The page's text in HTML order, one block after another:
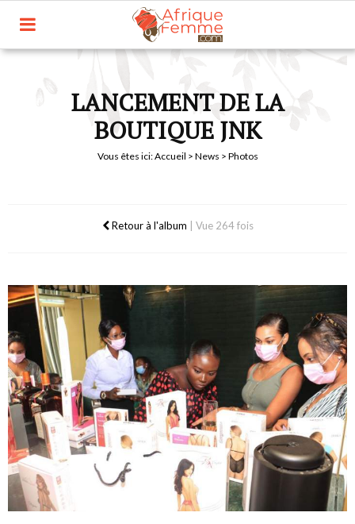
LANCEMENT DE LA
BOUTIQUE JNK
Vous êtes ici:Accueil > News > Photos
Retour à l'album Vue 264 fois